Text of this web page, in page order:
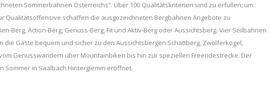
Sommerbahnen Österreichs“. Über 100 Qualitätskriterien sind zu erfüllen, um
Qualitätsoffensive schaffen die ausgezeichneten Bergbahnen Angebote zu
Berg, Action-Berg, Genuss-Berg, Fit und Aktiv-Berg oder Aussichtsberg. Vier Seilbahnen
die Gäste bequem und sicher zu den Aussichtsbergen Schattberg, Zwölferkogel,
Genusswandern über Mountainbiken bis hin zur speziellen Freeridestrecke. Der
Sommer in Saalbach Hinterglemm eröffnet.